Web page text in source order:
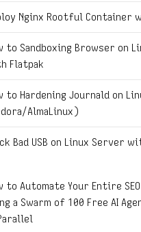
Nginx Rootful Container
to Sandboxing Browser on
Flatpak
to Hardening Journald on
AlmaLinux)
Bad USB on Linux Server
to Automate Your Entire
a Swarm of 100 Free AI